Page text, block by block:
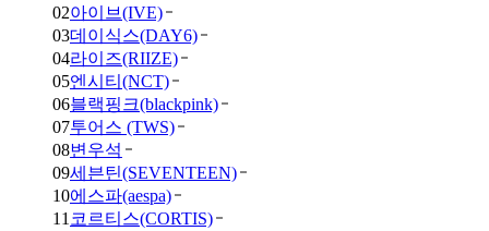
02아이브(IVE)
03데이식스(DAY6)
04라이즈(RIIZE)
05엔시티(NCT)
06블랙핑크(blackpink)
07투어스 (TWS)
08변우석
09세븐틴(SEVENTEEN)
10에스파(aespa)
11 코르티스(CORTIS)